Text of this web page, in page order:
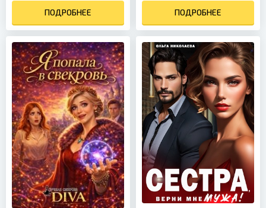
которого есть все...
ПОДРОБНЕЕ
давят рога, ты
превращаешься...
ПОДРОБНЕЕ